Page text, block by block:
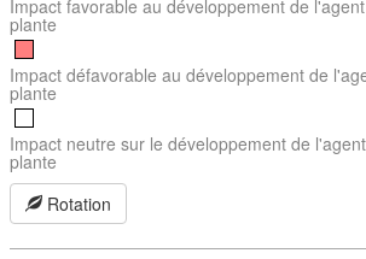
Impact favorable au développement de
plante
Impact défavorable au développement de
plante
Impact neutre sur le développement de
plante
Rotation